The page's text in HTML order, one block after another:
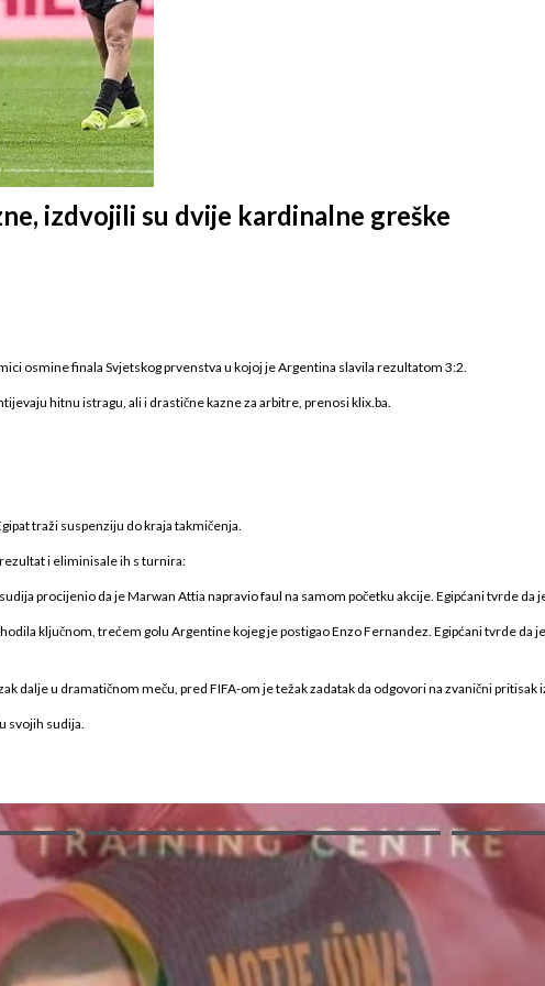
izdvojili su dvije kardinalne greške
osmine finala Svjetskog prvenstva u kojoj je Argentina slavila rezultatom 3:2.
hitnu istragu, ali i drastične kazne za arbitre, prenosi klix.ba.
traži suspenziju do kraja takmičenja.
i eliminisale ih s turnira:
procijenio da je Marwan Attia napravio faul na samom početku akcije. Egipćani tvrde da
ključnom, trećem golu Argentine kojeg je postigao Enzo Fernandez. Egipćani tvrde da
u dramatičnom meču, pred FIFA-om je težak zadatak da odgovori na zvanični pritisak
svojih sudija.